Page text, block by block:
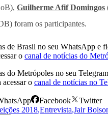
Guilherme Afif Domingos
foram os participantes.
de Brasil no seu WhatsApp e
o canal de notícias do
do Metrópoles no seu
o canal de notícias no
Facebook
Twitter
2018,Entrevista,Jair